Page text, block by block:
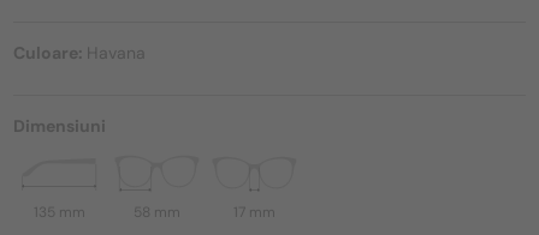
Culoare: Havana
Dimensiuni
135 mm 58 mm 17 mm